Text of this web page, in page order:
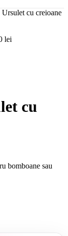
cu creioane
lei
cu
bomboane sau